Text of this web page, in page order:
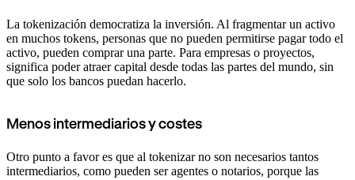
La tokenización democratiza la inversión. Al fragmentar un activo
en muchos tokens, personas que no pueden permitirse pagar todo el
activo, pueden comprar una parte. Para empresas o proyectos,
significa poder atraer capital desde todas las partes del mundo, sin
que solo los bancos puedan hacerlo.
Menos intermediarios y costes
Otro punto a favor es que al tokenizar no son necesarios tantos
intermediarios, como pueden ser agentes o notarios, porque las